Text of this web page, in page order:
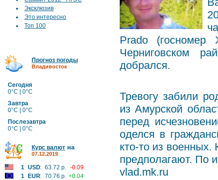
Эксклюзив
Это интересно
Топ 100
Прогноз погоды
Владивосток
Сегодня
0°C | 0°C
Завтра
0°C | 0°C
Послезавтра
0°C | 0°C
Курс валют на
07.12.2019
1 USD: 63.72 р. -0.09
1
EUR: 70.76 р. +0.04
Prado
Черниговском
добрался.
Тревогу забили
из Амурской
перед
оделся в
кто-то из
предполагают. По
vlad.mk.ru